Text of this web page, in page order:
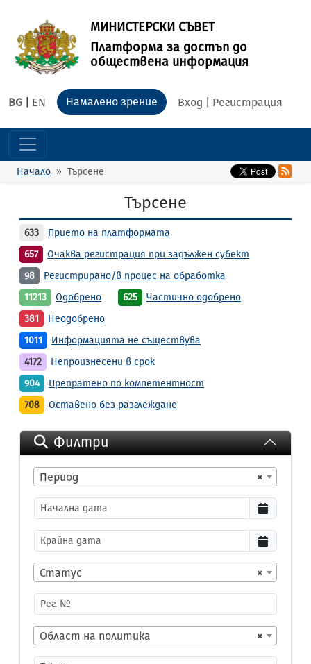
МИНИСТЕРСКИ СЪВЕТ
Платформа за достъп до
обществена информация
BG EN Вход Регистрация
Намалено зрение
Начало Търсене
Търсене
633
Прието на платформата
657
Очаква регистрация при задължен субект
98
Регистрирано/в процес на обработка
11213
Одобрено 625
Частично одобрено
381
Неодобрено
1011
Информацията не съществува
4172
Непроизнесени в срок
904
Препратено по компетентност
708
Оставено без разглеждане
Филтри
×
Период
×
Статус
×
Област на политика